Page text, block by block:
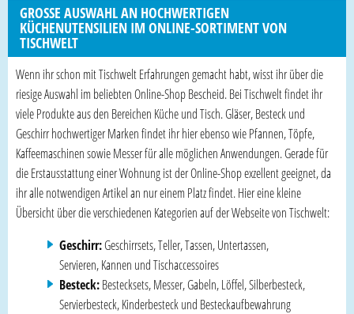
GROSSE AUSWAHL AN HOCHWERTIGEN K
ÜCHENUTENSILIEN IM ONLINE-SORTIMENT VON T
ISCHWELT
Wenn ihr schon mit Tischwelt Erfahrungen gemacht habt, wisst ihr über die
riesige Auswahl im beliebten Online-Shop Bescheid. Bei Tischwelt findet ihr
viele Produkte aus den Bereichen Küche und Tisch. Gläser, Besteck und
Geschirr hochwertiger Marken findet ihr hier ebenso wie Pfannen, Töpfe,
Kaffeemaschinen sowie Messer für alle möglichen Anwendungen. Gerade für
die Erstausstattung einer Wohnung ist der Online-Shop exzellent geeignet, da
ihr alle notwendigen Artikel an nur einem Platz findet. Hier eine kleine
Übersicht über die verschiedenen Kategorien auf der Webseite von Tischwelt:
Geschirr:Geschirrsets, Teller, Tassen, Untertassen,
Servieren, Kannen und Tischaccessoires
Besteck:Bestecksets, Messer, Gabeln, Löffel, Silberbesteck,
Servierbesteck, Kinderbesteck und Besteckaufbewahrung